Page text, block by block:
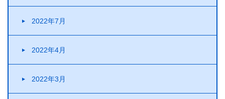
2022年7月
2022年4月
2022年3月